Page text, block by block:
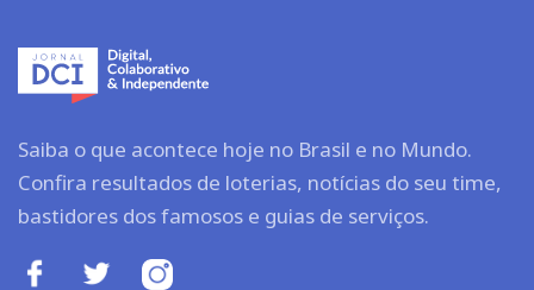
Saiba o que acontece hoje no Brasil e no Mundo.
Confira resultados de loterias, notícias do seu time,
bastidores dos famosos e guias de serviços.